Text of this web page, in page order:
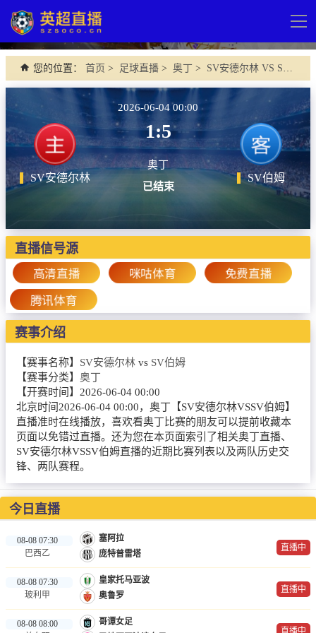
导
网站首页
足球直播
德甲
西甲
意甲
欧冠杯
中超
篮球直播
NBA
CBA
英超录像
英超资讯
体育词条
您的位置： 首页 > 足球直播 > 奥丁 > SV安德尔林 VS SV伯姆
SV安德尔林
2026-06-04 00:00
1:5
奥丁
已结束
SV伯姆
直播信号源
高清直播 咪咕体育 免费直播
腾讯体育
赛事介绍
【赛事名称】 SV安德尔林 vs SV伯姆
【赛事分类】 奥丁
【开赛时间】 2026-06-04 00:00
北京时间2026-06-04 00:00，奥丁【SV安德尔林VSSV伯姆】
直播准时在线播放，喜欢看奥丁比赛的朋友可以提前收藏本
页面以免错过直播。还为您在本页面索引了相关奥丁直播、
SV安德尔林VSSV伯姆直播的近期比赛列表以及两队历史交
锋、两队赛程。
今日直播
08-08 07:30
巴西乙
塞阿拉
庞特普雷塔
直播中
08-08 07:30
玻利甲
皇家托马亚波
奥鲁罗
直播中
08-08 08:00
哥谭女足
直播中